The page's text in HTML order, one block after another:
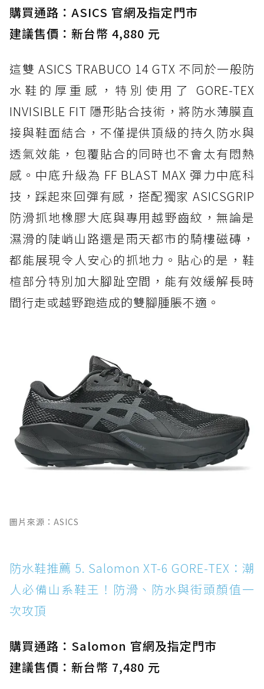
購買通路：ASICS 官網及指定門市
建議售價：新台幣 4,880 元
這雙 ASICS TRABUCO 14 GTX 不同於一般防
水鞋的厚重感，特別使用了 GORE-TEX
INVISIBLE FIT 隱形貼合技術，將防水薄膜直
接與鞋面結合，不僅提供頂級的持久防水與
透氣效能，包覆貼合的同時也不會太有悶熱
感。中底升級為 FF BLAST MAX 彈力中底科
技，踩起來回彈有感，搭配獨家 ASICSGRIP
防滑抓地橡膠大底與專用越野齒紋，無論是
濕滑的陡峭山路還是雨天都市的騎樓磁磚，
都能展現令人安心的抓地力。貼心的是，鞋
楦部分特別加大腳趾空間，能有效緩解長時
間行走或越野跑造成的雙腳腫脹不適。
圖片來源：ASICS
防水鞋推薦 5. Salomon XT-6 GORE-TEX：潮
人必備山系鞋王！防滑、防水與街頭顏值一
次攻頂
購買通路：Salomon 官網及指定門市
建議售價：新台幣 7,480 元